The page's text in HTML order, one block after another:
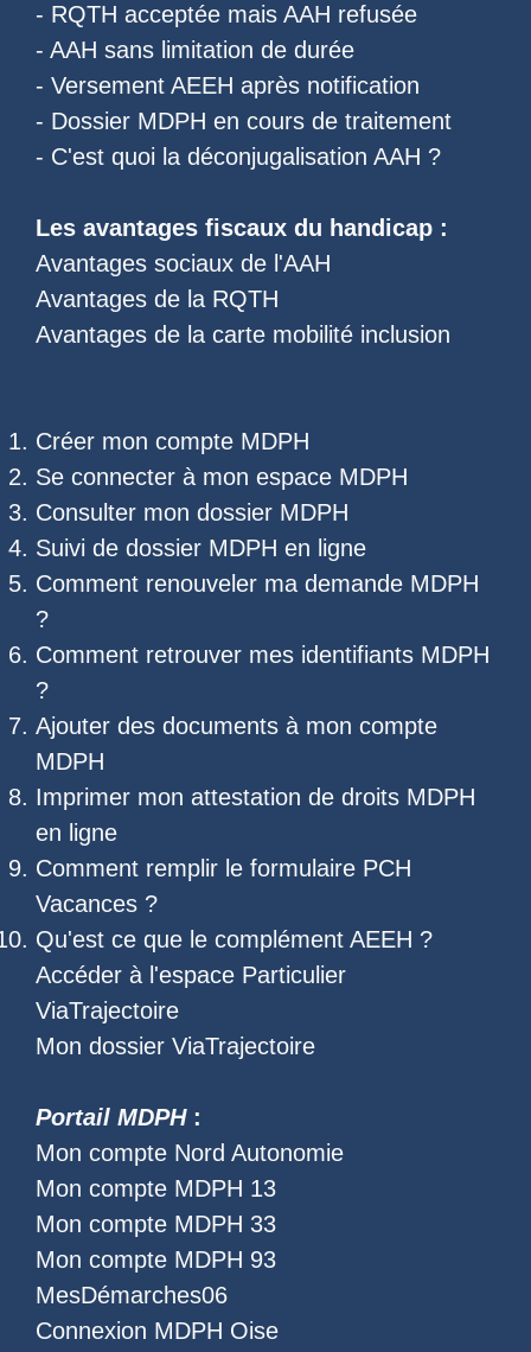
- RQTH acceptée mais AAH refusée
- AAH sans limitation de durée
- Versement AEEH après notification
- Dossier MDPH en cours de traitement
- C'est quoi la déconjugalisation AAH ?
Les avantages fiscaux du handicap :
Avantages sociaux de l'AAH
Avantages de la RQTH
Avantages de la carte mobilité inclusion
Créer mon compte MDPH
Se connecter à mon espace MDPH
Consulter mon dossier MDPH
Suivi de dossier MDPH en ligne
Comment renouveler ma demande MDPH
?
Comment retrouver mes identifiants MDPH
?
Ajouter des documents à mon compte
MDPH
Imprimer mon attestation de droits MDPH
en ligne
Comment remplir le formulaire PCH
Vacances ?
Qu'est ce que le complément AEEH ?
Accéder à l'espace Particulier
ViaTrajectoire
Mon dossier ViaTrajectoire
Portail MDPH:
Mon compte Nord Autonomie
Mon compte MDPH 13
Mon compte MDPH 33
Mon compte MDPH 93
MesDémarches06
Connexion MDPH Oise